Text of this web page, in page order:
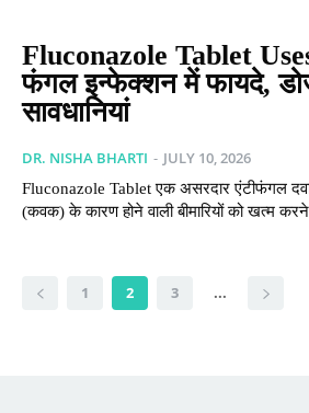
Fluconazole Tablet
फंगल इन्फेक्शन में फायदे,
सावधानियां
DR. NISHA BHARTI - JULY 10, 2026
Fluconazole Tablet एक असरदार एंटीफंगल
(कवक) के कारण होने वाली बीमारियों को खत्म
1 2 3 ...